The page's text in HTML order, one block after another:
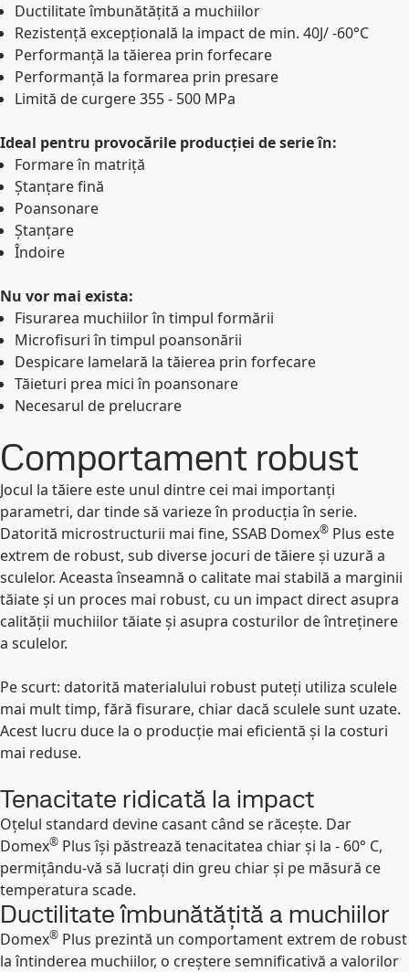
Ductilitate îmbunătățită a muchiilor
Rezistență excepțională la impact de min. 40J/ -60°C
Performanță la tăierea prin forfecare
Performanță la formarea prin presare
Limită de curgere 355 - 500 MPa
Ideal pentru provocările producției de serie în:
Formare în matriță
Ștanțare fină
Poansonare
Ștanțare
Îndoire
Nu vor mai exista:
Fisurarea muchiilor în timpul formării
Microfisuri în timpul poansonării
Despicare lamelară la tăierea prin forfecare
Tăieturi prea mici în poansonare
Necesarul de prelucrare
Comportament robust
Jocul la tăiere este unul dintre cei mai importanți
parametri, dar tinde să varieze în producția în serie.
Datorită microstructurii mai fine, SSAB Domex® Plus este
extrem de robust, sub diverse jocuri de tăiere și uzură a
sculelor. Aceasta înseamnă o calitate mai stabilă a marginii
tăiate și un proces mai robust, cu un impact direct asupra
calității muchiilor tăiate și asupra costurilor de întreținere
a sculelor.
Pe scurt: datorită materialului robust puteți utiliza sculele
mai mult timp, fără fisurare, chiar dacă sculele sunt uzate.
Acest lucru duce la o producție mai eficientă și la costuri
mai reduse.
Tenacitate ridicată la impact
Oțelul standard devine casant când se răcește. Dar
Domex® Plus își păstrează tenacitatea chiar și la - 60° C,
permițându-vă să lucrați din greu chiar și pe măsură ce
temperatura scade.
Ductilitate îmbunătățită a muchiilor
Domex® Plus prezintă un comportament extrem de robust
la întinderea muchiilor, o creștere semnificativă a valorilor